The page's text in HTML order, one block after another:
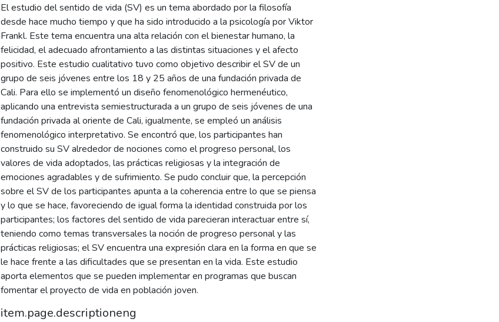
El estudio del sentido de vida (SV) es un tema abordado por la filosofía
desde hace mucho tiempo y que ha sido introducido a la psicología por Viktor
Frankl. Este tema encuentra una alta relación con el bienestar humano, la
felicidad, el adecuado afrontamiento a las distintas situaciones y el afecto
positivo. Este estudio cualitativo tuvo como objetivo describir el SV de un
grupo de seis jóvenes entre los 18 y 25 años de una fundación privada de
Cali. Para ello se implementó un diseño fenomenológico hermenéutico,
aplicando una entrevista semiestructurada a un grupo de seis jóvenes de una
fundación privada al oriente de Cali, igualmente, se empleó un análisis
fenomenológico interpretativo. Se encontró que, los participantes han
construido su SV alrededor de nociones como el progreso personal, los
valores de vida adoptados, las prácticas religiosas y la integración de
emociones agradables y de sufrimiento. Se pudo concluir que, la percepción
sobre el SV de los participantes apunta a la coherencia entre lo que se piensa
y lo que se hace, favoreciendo de igual forma la identidad construida por los
participantes; los factores del sentido de vida parecieran interactuar entre sí,
teniendo como temas transversales la noción de progreso personal y las
prácticas religiosas; el SV encuentra una expresión clara en la forma en que se
le hace frente a las dificultades que se presentan en la vida. Este estudio
aporta elementos que se pueden implementar en programas que buscan
fomentar el proyecto de vida en población joven.
item.page.descriptioneng